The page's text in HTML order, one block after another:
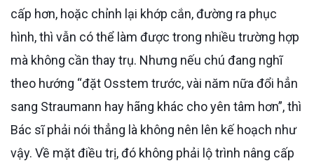
cấp hơn, hoặc chỉnh lại khớp cắn, đường ra phục
hình, thì vẫn có thể làm được trong nhiều trường hợp
mà không cần thay trụ. Nhưng nếu chú đang nghĩ
theo hướng “đặt Osstem trước, vài năm nữa đổi hẳn
sang Straumann hay hãng khác cho yên tâm hơn”, thì
Bác sĩ phải nói thẳng là không nên lên kế hoạch như
vậy. Về mặt điều trị, đó không phải lộ trình nâng cấp